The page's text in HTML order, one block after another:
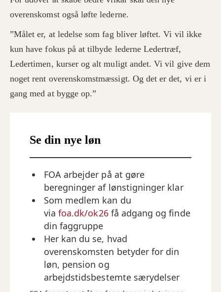
overenskomst også løfte lederne.
”Målet er, at ledelse som fag bliver løftet. Vi vil ikke
kun have fokus på at tilbyde lederne Ledertræf,
Ledertimen, kurser og alt muligt andet. Vi vil give dem
noget rent overenskomstmæssigt. Og det er det, vi er i
gang med at bygge op.”
Se din nye løn
FOA arbejder på at gøre
beregninger af lønstigninger klar
Som medlem kan du
viafoa.dk/ok26få adgang og finde
din faggruppe
Her kan du se, hvad
overenskomsten betyder for din
løn, pension og
arbejdstidsbestemte særydelser